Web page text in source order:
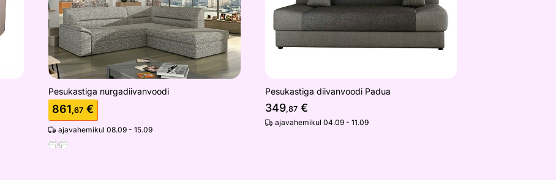
Pesukastiga nurgadiivanvoodi
861,67 €
ajavahemikul 08.09 - 15.09
Pesukastiga diivanvoodi Padua
349,87€
ajavahemikul 04.09 - 11.09